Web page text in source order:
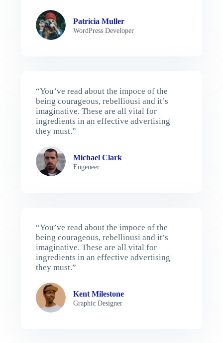
Patricia Muller
WordPress Developer
“You’ve read about the impoce of the
being courageous, rebelliousi and it’s
imaginative. These are all vital for
ingredients in an effective advertising
they must.”
Michael Clark
Engeneer
“You’ve read about the impoce of the
being courageous, rebelliousi and it’s
imaginative. These are all vital for
ingredients in an effective advertising
they must.”
Kent Milestone
Graphic Designer